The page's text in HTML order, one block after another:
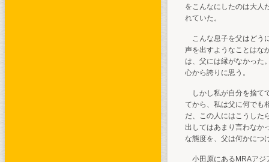
をこんなにしたのは大人
れていた。
こんな息子を父はどう
声を出すようなことはな
は、父には縁がなかった
心から誇りに思う。
しかし私が自分を捨て
てから、私は父に何でも
だ、この人にはこうした
出してはあまり言わなか
な態度を、父は何かにつ
小田原にあるMRAアジ